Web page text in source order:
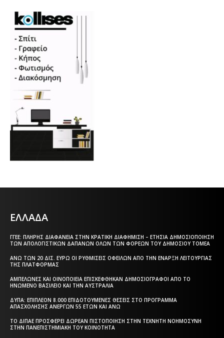
ΕΛΛΑΔΑ
ΓΓΕΕ: ΠΛΉΡΗΣ ΔΙΑΦΆΝΕΙΑ ΣΤΗΝ ΚΡΑΤΙΚΉ ΔΙΑΦΉΜΙΣΗ – EΤΉΣΙΑ ΔΗΜΟΣΙΟΠΟΊΗΣΗ
ΤΩΝ ΑΠΟΛΟΓΙΣΤΙΚΏΝ ΔΑΠΑΝΏΝ ΌΛΩΝ ΤΩΝ ΦΟΡΈΩΝ ΤΟΥ ΔΗΜΟΣΊΟΥ ΤΟΜΈΑ
ΆΝΩ ΤΩΝ 20 ΔΙΣ. ΕΥΡΏ ΟΙ ΡΥΘΜΊΣΕΙΣ ΟΦΕΙΛΏΝ ΑΠΌ ΤΗΝ ΈΝΑΡΞΗ ΛΕΙΤΟΥΡΓΊΑΣ
ΤΗΣ ΠΛΑΤΦΌΡΜΑΣ
ΑΜΠΕΛΏΝΕΣ ΚΑΙ ΟΙΝΟΠΟΙΕΊΑ ΕΠΙΣΚΈΦΘΗΚΑΝ ΔΗΜΟΣΙΟΓΡΆΦΟΙ ΑΠΌ ΤΟ
ΗΝΩΜΈΝΟ ΒΑΣΊΛΕΙΟ ΚΑΙ ΤΗΝ ΑΥΣΤΡΑΛΊΑ
ΔΥΠΑ: ΕΠΙΠΛΈΟΝ 8.000 ΕΠΙΔΟΤΟΎΜΕΝΕΣ ΘΈΣΕΙΣ ΣΤΟ ΠΡΌΓΡΑΜΜΑ
ΑΠΑΣΧΌΛΗΣΗΣ ΑΝΈΡΓΩΝ 55 ΕΤΏΝ ΚΑΙ ΆΝΩ
ΤΟ ΔΙΠΑΕ ΠΡΟΣΦΈΡΕΙ ΔΩΡΕΆΝ ΠΙΣΤΟΠΟΊΗΣΗ ΣΤΗΝ ΤΕΧΝΗΤΉ ΝΟΗΜΟΣΎΝΗ
ΣΤΗΝ ΠΑΝΕΠΙΣΤΗΜΙΑΚΉ ΤΟΥ ΚΟΙΝΌΤΗΤΑ